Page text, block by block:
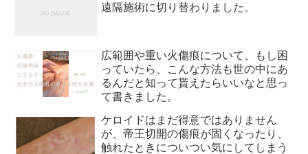
遠隔施術に切り替わりました。
広範囲や重い火傷痕について、もし困
っていたら、こんな方法も世の中にあ
るんだと知って貰えたらいいなと思っ
て書きました。
ケロイドはまだ得意ではありません
が、帝王切開の傷痕が固くなったり、
触れたときについつい気にしてしまう